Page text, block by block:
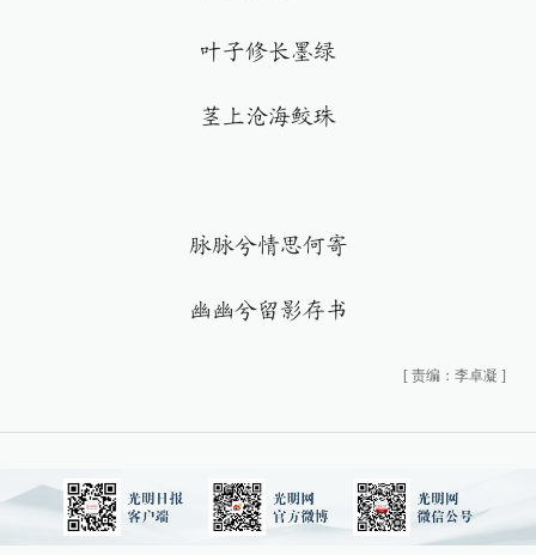
叶子修长墨绿
茎上沧海鲛珠
脉脉兮情思何寄
幽幽兮留影存书
[ 责编：李卓凝 ]